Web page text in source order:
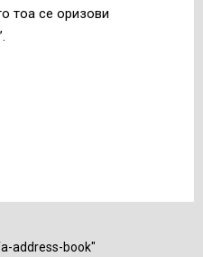
тоа се оризови
address-book"